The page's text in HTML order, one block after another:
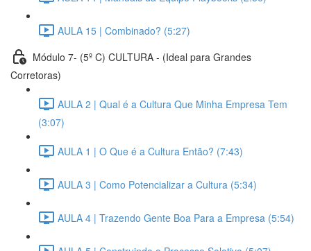
AULA 15 | Combinado? (5:27)
Módulo 7- (5º C) CULTURA - (Ideal para Grandes
Corretoras)
AULA 2 | Qual é a Cultura Que Minha Empresa Tem
(3:07)
AULA 1 | O Que é a Cultura Então? (7:43)
AULA 3 | Como Potencializar a Cultura (5:34)
AULA 4 | Trazendo Gente Boa Para a Empresa (5:54)